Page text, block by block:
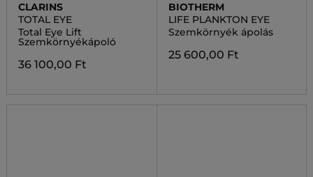
CLARINS
TOTAL EYE
Total Eye Lift
Szemkörnyékápoló
36 100,00 Ft
BIOTHERM
LIFE PLANKTON EYE
Szemkörnyék ápolás
25 600,00 Ft